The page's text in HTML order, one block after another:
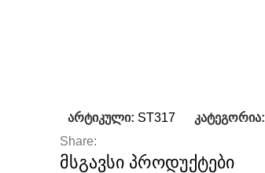
არტიკული: ST317 კატეგორია:
Share:
მსგავსი პროდუქტები